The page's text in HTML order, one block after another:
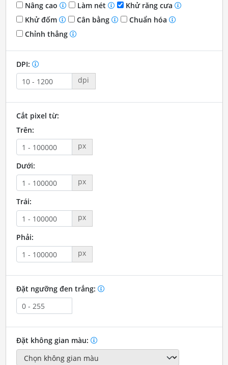
Nâng cao Làm nét
Khử răng cưa
Khử đốm
Cân bằng
Chuẩn hóa
Chỉnh thẳng
DPI:
dpi
Cắt pixel từ:
Trên:
px
Dưới:
px
Trái:
px
Phải:
px
Đặt ngưỡng đen trắng:
Đặt không gian màu: